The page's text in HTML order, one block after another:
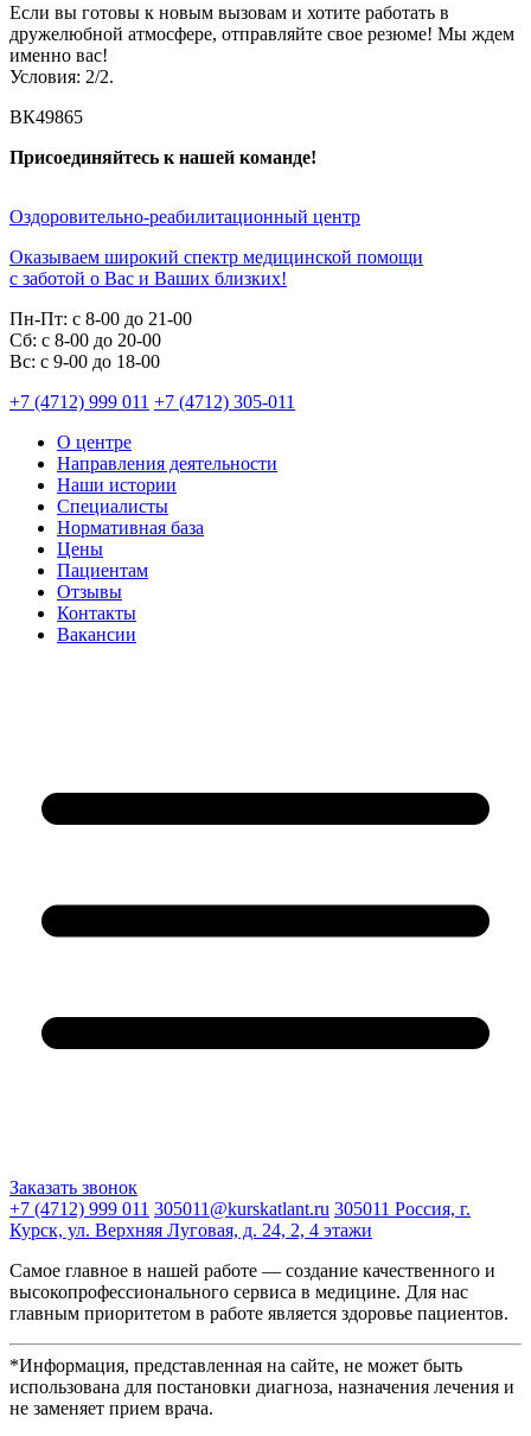
Если вы готовы к новым вызовам и хотите работать в
дружелюбной атмосфере, отправляйте свое резюме! Мы ждем
именно вас!
Условия: 2/2.
ВК49865
Приcоeдиняйтеcь к нaшей команде!
Оздоровительно-реабилитационный центр
Оказываем широкий спектр медицинской помощи
с заботой о Вас и Ваших близких!
Пн-Пт: с 8-00 до 21-00
Cб: с 8-00 до 20-00
Вс: с 9-00 до 18-00
+7 (4712) 999 011 +7 (4712) 305-011
О центре
Направления деятельности
Наши истории
Специалисты
Нормативная база
Цены
Пациентам
Отзывы
Контакты
Вакансии
Заказать звонок
+7 (4712) 999 011 305011@kurskatlant.ru 305011 Россия, г.
Курск, ул. Верхняя Луговая, д. 24, 2, 4 этажи
Самое главное в нашей работе — создание качественного и
высокопрофессионального сервиса в медицине. Для нас
главным приоритетом в работе является здоровье пациентов.
*Информация, представленная на сайте, не может быть
использована для постановки диагноза, назначения лечения и
не заменяет прием врача.